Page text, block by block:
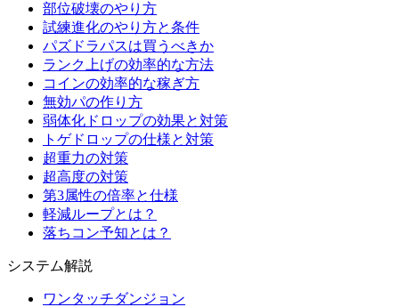
部位破壊のやり方
試練進化のやり方と条件
パズドラパスは買うべきか
ランク上げの効率的な方法
コインの効率的な稼ぎ方
無効パの作り方
弱体化ドロップの効果と対策
トゲドロップの仕様と対策
超重力の対策
超高度の対策
第3属性の倍率と仕様
軽減ループとは？
落ちコン予知とは？
システム解説
ワンタッチダンジョン